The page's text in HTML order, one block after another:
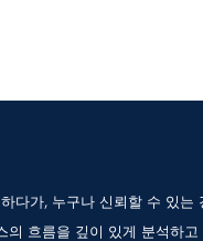
다가, 누구나 신뢰할 수 있는
의 흐름을 깊이 있게 분석하